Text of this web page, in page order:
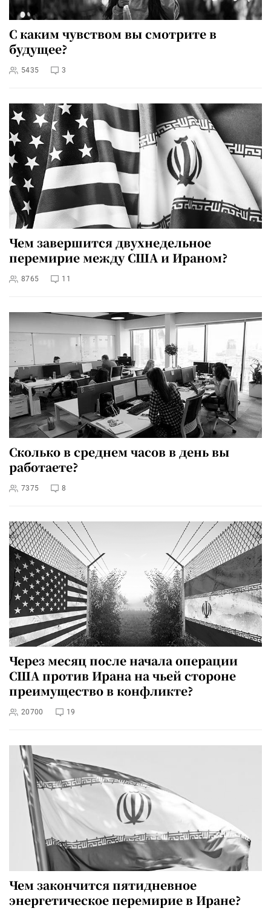
С каким чувством вы смотрите в
будущее?
5435 3
Чем завершится двухнедельное
перемирие между США и Ираном?
8765 11
Сколько в среднем часов в день вы
работаете?
7375 8
Через месяц после начала операции
США против Ирана на чьей стороне
преимущество в конфликте?
20700 19
Чем закончится пятидневное
энергетическое перемирие в Иране?